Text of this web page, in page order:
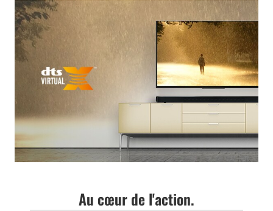
Au cœur de l'action.